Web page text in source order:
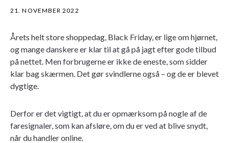
21. NOVEMBER 2022
Årets helt store shoppedag, Black Friday, er lige om hjørnet,
og mange danskere er klar til at gå på jagt efter gode tilbud
på nettet. Men forbrugerne er ikke de eneste, som sidder
klar bag skærmen. Det gør svindlerne også – og de er blevet
dygtige.
Derfor er det vigtigt, at du er opmærksom på nogle af de
faresignaler, som kan afsløre, om du er ved at blive snydt,
når du handler online.